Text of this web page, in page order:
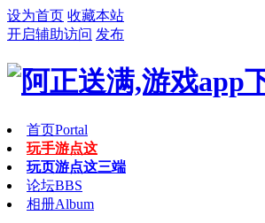
设为首页 收藏本站
开启辅助访问 发布
首页Portal
玩手游点这
玩页游点这三端
论坛BBS
相册Album